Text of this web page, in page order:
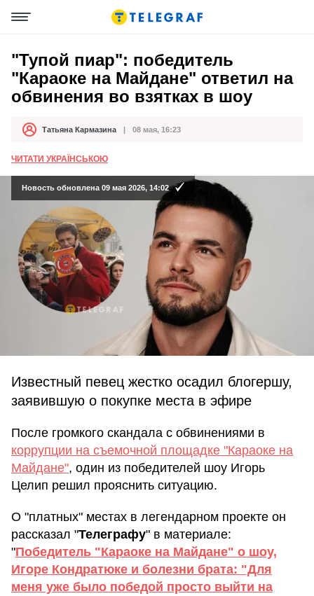
"Тупой пиар": победитель
"Караоке на Майдане" ответил на
обвинения во взятках в шоу
АвторТатьяна Кармазина
Дата публикации 08 мая, 16:23
ЧИТАТИ УКРАЇНСЬКОЮ
Новость обновлена 09 мая 2026, 14:02
Известный певец жестко осадил блогершу,
заявившую о покупке места в эфире
После громкого скандала с обвинениями в
коррупции на съемочной площадке "Караоке на
Майдане", один из победителей шоу Игорь
Целип решил прояснить ситуацию.
О "платных" местах в легендарном проекте он
рассказал "Телеграфу" в материале:
"Победитель "Караоке на Майдане" о шоу,
Игоре Кондратюке и болезни брата: "Для
меня уже было победой просто выйти на